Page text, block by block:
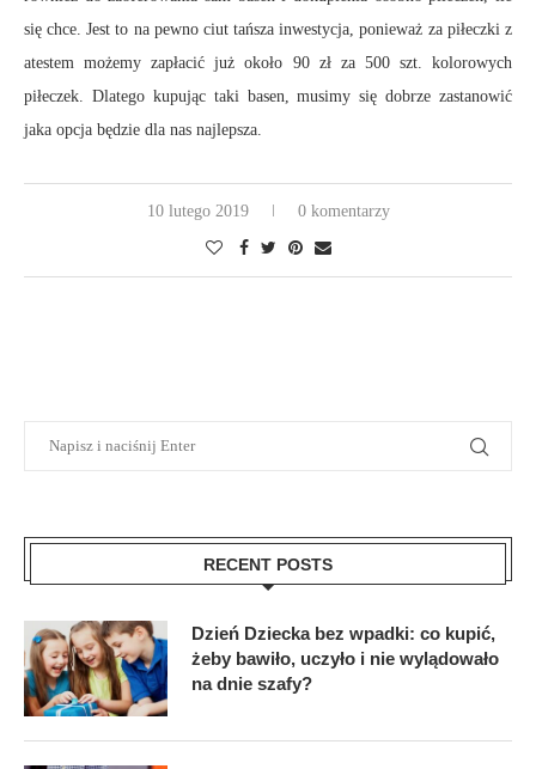
się chce. Jest to na pewno ciut tańsza inwestycja, ponieważ za piłeczki z
atestem możemy zapłacić już około 90 zł za 500 szt. kolorowych
piłeczek. Dlatego kupując taki basen, musimy się dobrze zastanowić
jaka opcja będzie dla nas najlepsza.
10 lutego 2019 0 komentarzy
RECENT POSTS
Dzień Dziecka bez wpadki: co kupić,
żeby bawiło, uczyło i nie wylądowało
na dnie szafy?